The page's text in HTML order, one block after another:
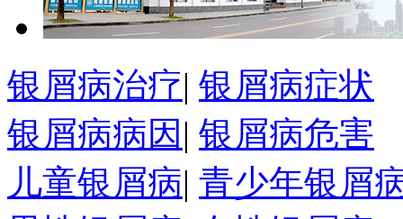
银屑病治疗| 银屑病症状
银屑病病因 | 银屑病危害
儿童银屑病| 青少年银屑